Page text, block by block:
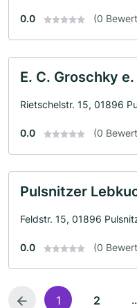
0.0 (0
E. C. Groschky e.
Rietschelstr. 15, 01896
0.0 (0
Pulsnitzer
Feldstr. 15, 01896
0.0 (0
1 2